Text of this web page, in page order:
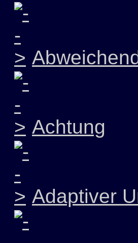
Achtung
Adaptiver